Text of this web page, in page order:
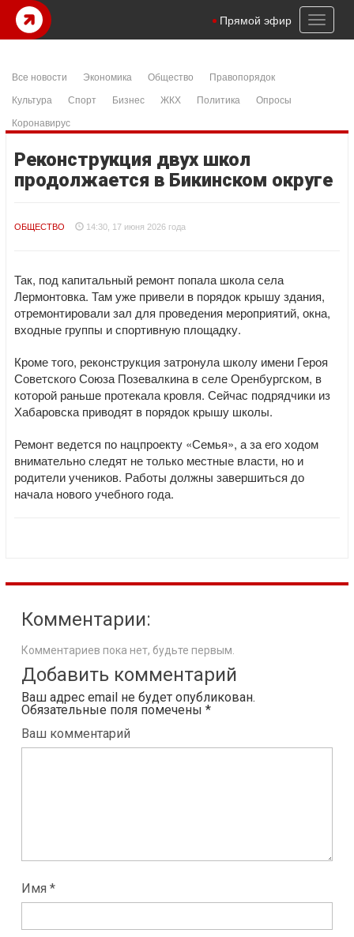
Toggle
Прямой эфир
Все новости Экономика Общество
Правопорядок
Культура
Спорт Бизнес ЖКХ Политика
Опросы
Коронавирус
Реконструкция двух школ
продолжается в Бикинском округе
ОБЩЕСТВО 14:30, 17 июня 2026 года
Так, под капитальный ремонт попала школа села
Лермонтовка. Там уже привели в порядок крышу здания,
отремонтировали зал для проведения мероприятий, окна,
входные группы и спортивную площадку.
Кроме того, реконструкция затронула школу имени Героя
Советского Союза Позевалкина в селе Оренбургском, в
которой раньше протекала кровля. Сейчас подрядчики из
Хабаровска приводят в порядок крышу школы.
Ремонт ведется по нацпроекту «Семья», а за его ходом
внимательно следят не только местные власти, но и
родители учеников. Работы должны завершиться до
начала нового учебного года.
Комментарии:
Комментариев пока нет, будьте первым.
Добавить комментарий
Ваш адрес email не будет опубликован.
Обязательные поля помечены *
Ваш комментарий
Имя *